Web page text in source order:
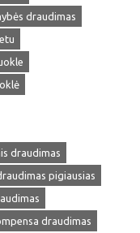
draudimas
draudimas
pigiausias
draudimas